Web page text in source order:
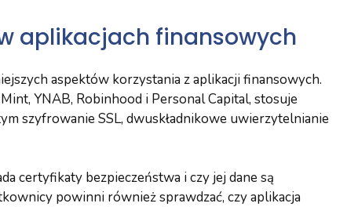
aplikacjach finansowych
aspektów korzystania z aplikacji finansowych.
YNAB, Robinhood i Personal Capital, stosuje
szyfrowanie SSL, dwuskładnikowe uwierzytelnianie
certyfikaty bezpieczeństwa i czy jej dane są
powinni również sprawdzać, czy aplikacja